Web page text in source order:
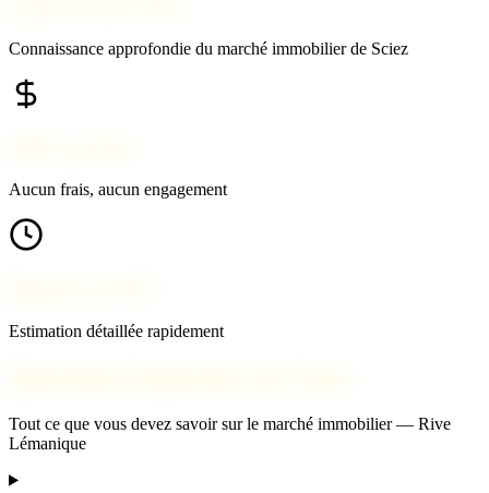
Connaissance approfondie du marché immobilier de Sciez
Aucun frais, aucun engagement
Estimation détaillée rapidement
Tout ce que vous devez savoir sur le marché immobilier — Rive
Lémanique